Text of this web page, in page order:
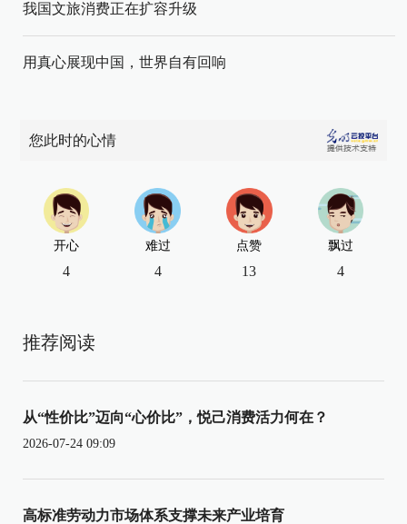
我国文旅消费正在扩容升级
用真心展现中国，世界自有回响
您此时的心情
开心
4
难过
4
点赞
13
飘过
4
推荐阅读
从“性价比”迈向“心价比”，悦己消费活力何在？
2026-07-24 09:09
高标准劳动力市场体系支撑未来产业培育